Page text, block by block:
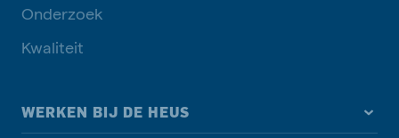
Onderzoek
Kwaliteit
WERKEN BIJ DE HEUS